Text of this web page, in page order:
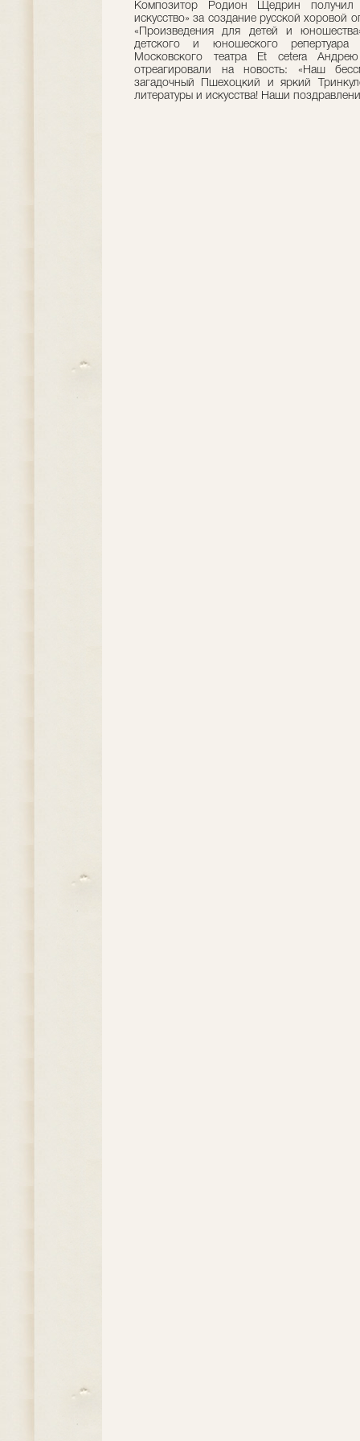
Композитор Родион Щедрин
искусство» за создание русской
«Произведения для детей и
детского и юношеского
Московского театра Et cetera
отреагировали на новость: «Наш
загадочный Пшехоцкий и яркий
литературы и искусства! Наши